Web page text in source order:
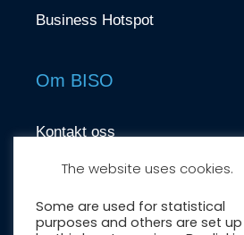
Business Hotspot
Om BISO
Kontakt oss
contact@biso.no
The website uses cookies.
Some are used for statistical
purposes and others are set up